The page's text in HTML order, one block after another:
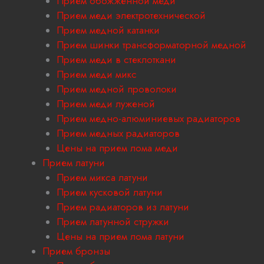
Прием меди электротехнической
Прием медной катанки
Прием шинки трансформаторной медной
Прием меди в стеклоткани
Прием меди микс
Прием медной проволоки
Прием меди луженой
Прием медно-алюминиевых радиаторов
Прием медных радиаторов
Цены на прием лома меди
Прием латуни
Прием микса латуни
Прием кусковой латуни
Прием радиаторов из латуни
Прием латунной стружки
Цены на прием лома латуни
Прием бронзы